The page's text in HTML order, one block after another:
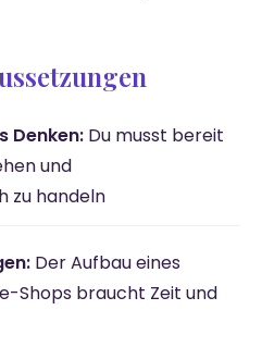
Denken: Du musst bereit
und
zu handeln
Der Aufbau eines
Shops braucht Zeit und